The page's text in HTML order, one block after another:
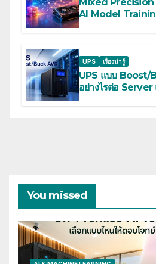
AI Model
UPS เรื่องน่ารู้
UPS แบบ Boost/
อย่างไรต่อ
You missed